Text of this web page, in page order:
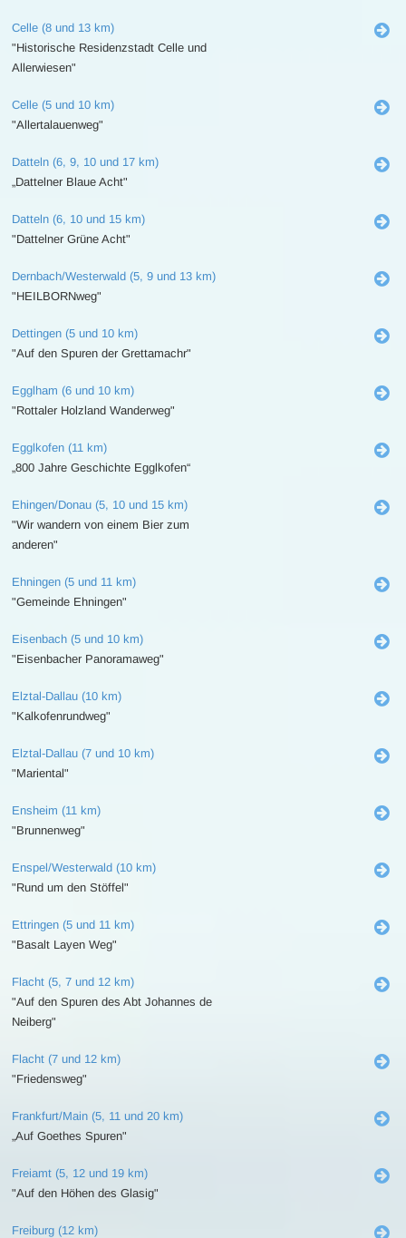
Celle (8 und 13 km)
"Historische Residenzstadt Celle und
Allerwiesen"
Celle (5 und 10 km)
"Allertalauenweg"
Datteln (6, 9, 10 und 17 km)
„Dattelner Blaue Acht"
Datteln (6, 10 und 15 km)
"Dattelner Grüne Acht"
Dernbach/Westerwald (5, 9 und 13 km)
"HEILBORNweg"
Dettingen (5 und 10 km)
"Auf den Spuren der Grettamachr"
Egglham (6 und 10 km)
"Rottaler Holzland Wanderweg"
Egglkofen (11 km)
„800 Jahre Geschichte Egglkofen“
Ehingen/Donau (5, 10 und 15 km)
"Wir wandern von einem Bier zum
anderen"
Ehningen (5 und 11 km)
"Gemeinde Ehningen"
Eisenbach (5 und 10 km)
"Eisenbacher Panoramaweg"
Elztal-Dallau (10 km)
"Kalkofenrundweg"
Elztal-Dallau (7 und 10 km)
"Mariental"
Ensheim (11 km)
"Brunnenweg"
Enspel/Westerwald (10 km)
"Rund um den Stöffel"
Ettringen (5 und 11 km)
"Basalt Layen Weg"
Flacht (5, 7 und 12 km)
"Auf den Spuren des Abt Johannes de
Neiberg"
Flacht (7 und 12 km)
"Friedensweg"
Frankfurt/Main (5, 11 und 20 km)
„Auf Goethes Spuren"
Freiamt (5, 12 und 19 km)
"Auf den Höhen des Glasig"
Freiburg (12 km)